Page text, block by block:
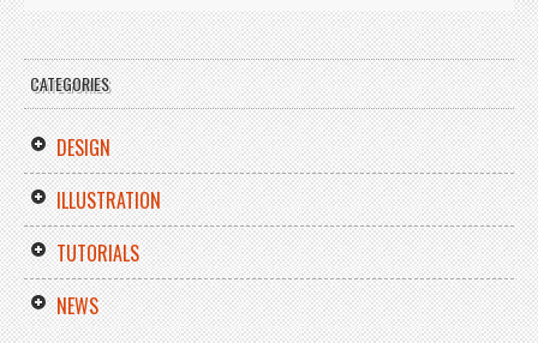
CATEGORIES
DESIGN
ILLUSTRATION
TUTORIALS
NEWS